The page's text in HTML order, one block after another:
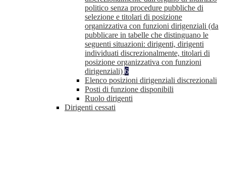
politico senza procedure pubbliche di
selezione e titolari di posizione
organizzativa con funzioni dirigenziali (da
pubblicare in tabelle che distinguano le
seguenti situazioni: dirigenti, dirigenti
individuati discrezionalmente, titolari di
posizione organizzativa con funzioni
dirigenziali) 6
Elenco posizioni dirigenziali discrezionali
Posti di funzione disponibili
Ruolo dirigenti
Dirigenti cessati